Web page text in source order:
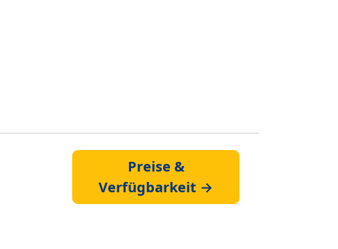
Preise &
Verfügbarkeit →